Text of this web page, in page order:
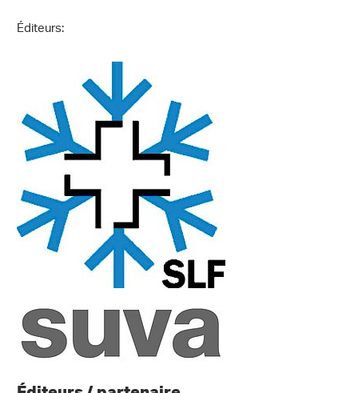
Éditeurs: